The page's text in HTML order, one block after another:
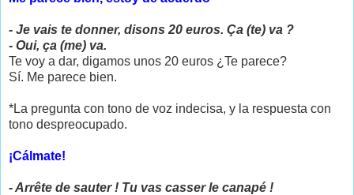
- Je vais te donner, disons 20 euros. Ça (te) va ?
- Oui, ça (me) va.
Te voy a dar, digamos unos 20 euros ¿Te parece?
Sí. Me parece bien.
*La pregunta con tono de voz indecisa, y la respuesta con
tono despreocupado.
¡Cálmate!
- Arrête de sauter ! Tu vas casser le canapé !